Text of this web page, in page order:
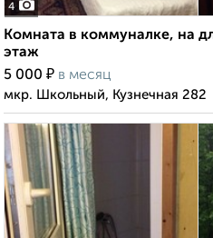
4
Комната в коммуналке, на
этаж
5 000 ₽ в месяц
мкр. Школьный, Кузнечная 282